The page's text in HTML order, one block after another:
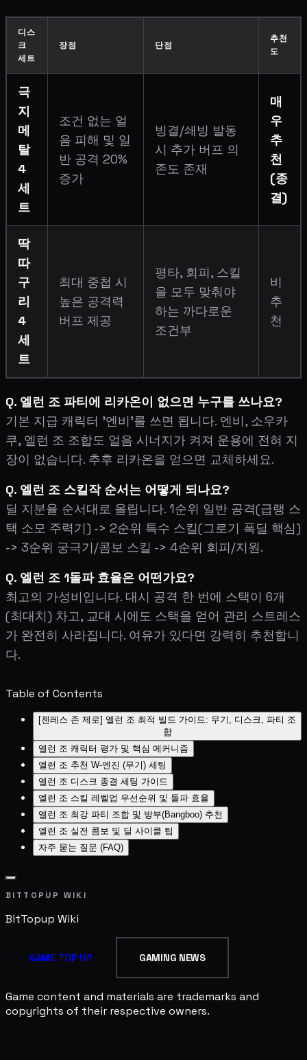
디스
크
세트
장점 단점
추천
도
극
지
메
탈
4
세
트
조건 없는 얼
음 피해 및 일
반 공격 20%
증가
빙결/쇄빙 발동
시 추가 버프 의
존도 존재
매
우
추
천
(종
결)
딱
따
구
리
4
세
트
최대 중첩 시
높은 공격력
버프 제공
평타, 회피, 스킬
을 모두 맞춰야
하는 까다로운
조건부
비
추
천
Q. 엘런 조 파티에 리카온이 없으면 누구를 쓰나요?
기본 지급 캐릭터 '엔비'를 쓰면 됩니다. 엔비, 소우카
쿠, 엘런 조 조합도 얼음 시너지가 켜져 운용에 전혀 지
장이 없습니다. 추후 리카온을 얻으면 교체하세요.
Q. 엘런 조 스킬작 순서는 어떻게 되나요?
딜 지분율 순서대로 올립니다. 1순위 일반 공격(급랭 스
택 소모 주력기) -> 2순위 특수 스킬(그로기 폭딜 핵심)
-> 3순위 궁극기/콤보 스킬 -> 4순위 회피/지원.
Q. 엘런 조 1돌파 효율은 어떤가요?
최고의 가성비입니다. 대시 공격 한 번에 스택이 6개
(최대치) 차고, 교대 시에도 스택을 얻어 관리 스트레스
가 완전히 사라집니다. 여유가 있다면 강력히 추천합니
다.
Table of Contents
[젠레스 존 제로] 엘런 조 최적 빌드 가이드: 무기, 디스크, 파티 조
합
엘런 조 캐릭터 평가 및 핵심 메커니즘
엘런 조 추천 W-엔진 (무기) 세팅
엘런 조 디스크 종결 세팅 가이드
엘런 조 스킬 레벨업 우선순위 및 돌파 효율
엘런 조 최강 파티 조합 및 방부(Bangboo) 추천
엘런 조 실전 콤보 및 딜 사이클 팁
자주 묻는 질문 (FAQ)
BITTOPUP WIKI
BitTopup Wiki
GAME TOP UP GAMING NEWS
Game content and materials are trademarks and
copyrights of their respective owners.